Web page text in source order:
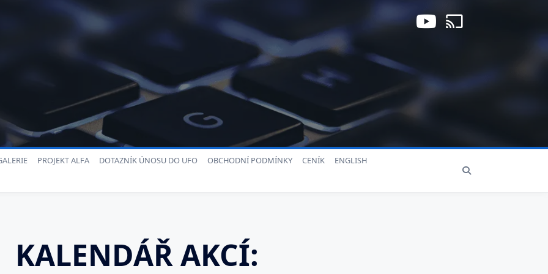
PROJEKT ALFA DOTAZNÍK ÚNOSU DO UFO OBCHODNÍ PODMÍNKY CENÍK
ENGLISH
KALENDÁŘ AKCÍ: